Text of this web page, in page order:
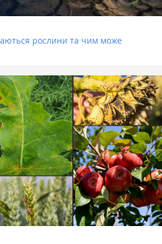
рослини та чим може